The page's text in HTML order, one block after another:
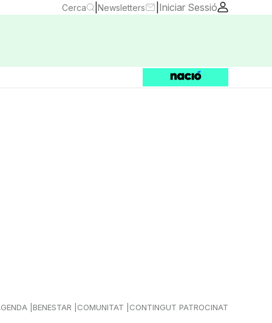
Cerca Newsletters Iniciar Sessió
BENESTAR COMUNITAT CONTINGUT PATROCINAT